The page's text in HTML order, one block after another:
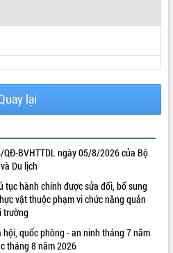
lại
QĐ-BVHTTDL ngày 05/8/2026 của Bộ
Du lịch
tục hành chính được sửa đổi, bổ sung
vật thuộc phạm vi chức năng quản
trường
hội, quốc phòng - an ninh tháng 7 năm
tháng 8 năm 2026